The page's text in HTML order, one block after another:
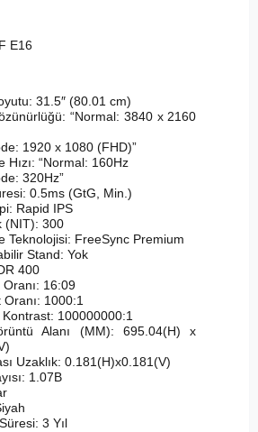
E16
31.5″ (80.01 cm)
“Normal: 3840 x 2160
1920 x 1080 (FHD)”
Hızı: “Normal: 160Hz
320Hz”
0.5ms (GtG, Min.)
Rapid IPS
(NIT): 300
Teknolojisi: FreeSync Premium
Stand: Yok
400
16:09
Oranı: 1000:1
Kontrast: 100000000:1
Alanı (MM): 695.04(H) x
Uzaklık: 0.181(H)x0.181(V)
1.07B
3 Yıl